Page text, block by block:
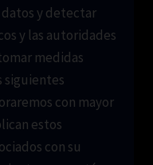
datos y detectar
y las autoridades
medidas
siguientes
con mayor
estos
con su